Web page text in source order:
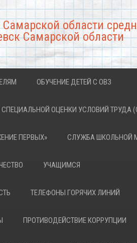
области
Самарской области
ОБУЧЕНИЕ ДЕТЕЙ С ОВЗ
СПЕЦИАЛЬНОЙ ОЦЕНКИ УСЛОВИЙ ТРУДА
ПЕРВЫХ» СЛУЖБА ШКОЛЬНОЙ
УЧАЩИМСЯ
ТЕЛЕФОНЫ ГОРЯЧИХ ЛИНИЙ
ПРОТИВОДЕЙСТВИЕ КОРРУПЦИИ